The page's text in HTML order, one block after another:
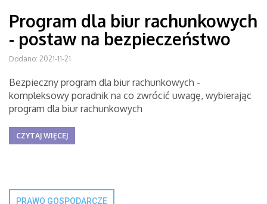
Program dla biur rachunkowych
- postaw na bezpieczeństwo
Dodano: 2021-11-21
Bezpieczny program dla biur rachunkowych -
kompleksowy poradnik na co zwrócić uwagę, wybierając
program dla biur rachunkowych
CZYTAJ WIĘCEJ
PRAWO GOSPODARCZE